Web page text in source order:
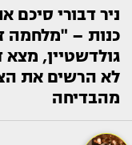
ניר דבורי סיכם
גולדשטיין, מצא
לא הרשים את
מהבדיחה